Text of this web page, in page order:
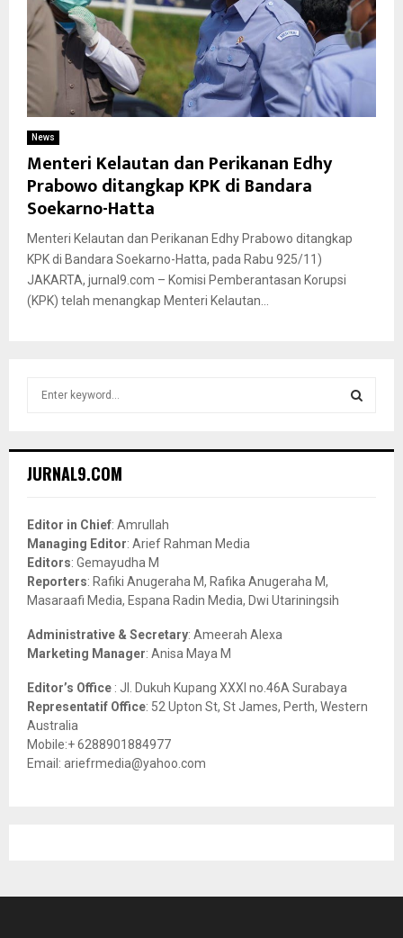
News
Menteri Kelautan dan Perikanan Edhy
Prabowo ditangkap KPK di Bandara
Soekarno-Hatta
Menteri Kelautan dan Perikanan Edhy Prabowo ditangkap
KPK di Bandara Soekarno-Hatta, pada Rabu 925/11)
JAKARTA, jurnal9.com – Komisi Pemberantasan Korupsi
(KPK) telah menangkap Menteri Kelautan...
h
o
r
:
JURNAL9.COM
Editor in Chief: Amrullah
Managing Editor: Arief Rahman Media
Editors: Gemayudha M
Reporters: Rafiki Anugeraha M, Rafika Anugeraha M,
Masaraafi Media, Espana Radin Media, Dwi Utariningsih
Administrative & Secretary: Ameerah Alexa
Marketing Manager: Anisa Maya M
Editor’s Office : Jl. Dukuh Kupang XXXI no.46A Surabaya
Representatif Office: 52 Upton St, St James, Perth, Western
Australia
Mobile:+ 6288901884977
Email: ariefrmedia@yahoo.com